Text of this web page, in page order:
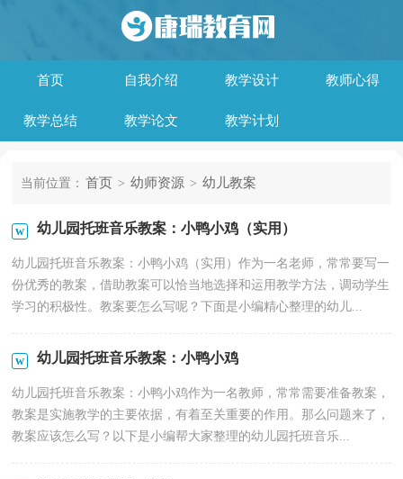
首页 自我介绍 教学设计 教师心得
教学总结 教学论文 教学计划
当前位置： 首页 > 幼师资源 > 幼儿教案
幼儿园托班音乐教案：小鸭小鸡（实用）
幼儿园托班音乐教案：小鸭小鸡（实用）作为一名老师，常常要写一
份优秀的教案，借助教案可以恰当地选择和运用教学方法，调动学生
学习的积极性。教案要怎么写呢？下面是小编精心整理的幼儿...
幼儿园托班音乐教案：小鸭小鸡
幼儿园托班音乐教案：小鸭小鸡作为一名教师，常常需要准备教案，
教案是实施教学的主要依据，有着至关重要的作用。那么问题来了，
教案应该怎么写？以下是小编帮大家整理的幼儿园托班音乐...